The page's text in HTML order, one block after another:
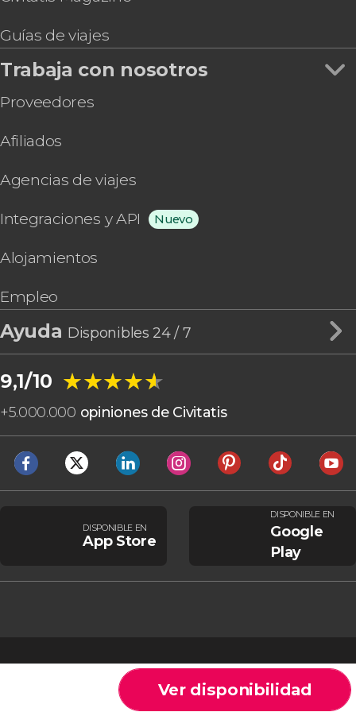
Ver disponibilidad
Guías de viajes
Trabaja con nosotros
Proveedores
Afiliados
Agencias de viajes
Integraciones y API Nuevo
Alojamientos
Empleo
Ayuda Disponibles 24 / 7
9,1/10 ★★★★★
★★★★★
+5.000.000 opiniones de Civitatis
DISPONIBLE EN
App Store
DISPONIBLE EN
Google
Play
Condiciones generales Aviso legal Política de privacidad Cookies